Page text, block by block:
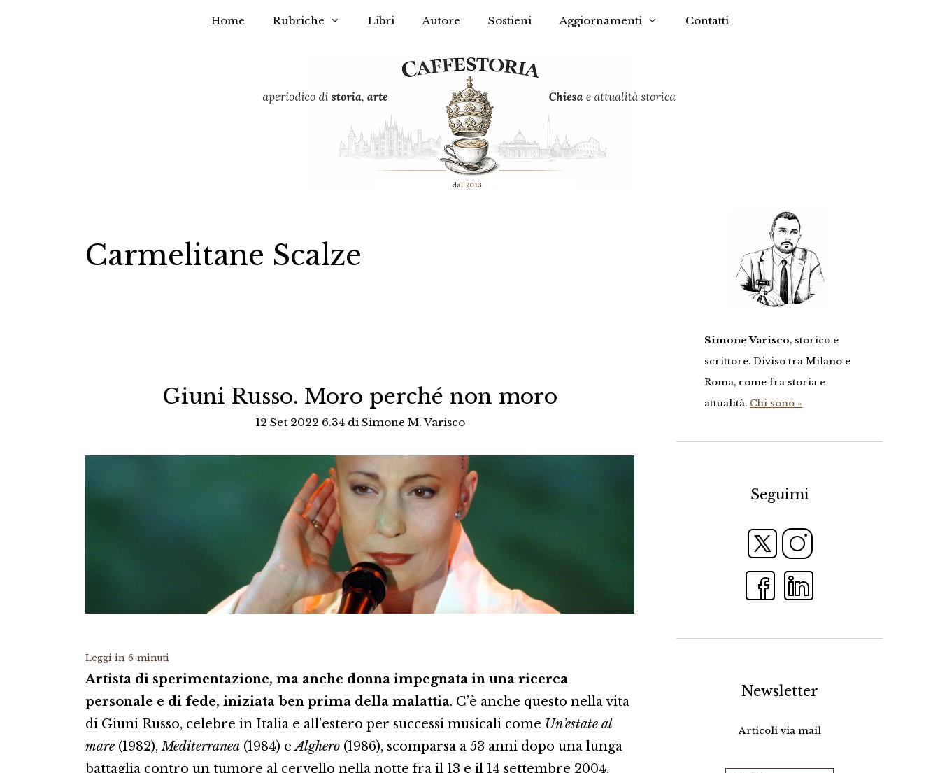
Home Rubriche Libri Autore Sostieni Aggiornamenti Contatti
Carmelitane Scalze
Giuni Russo. Moro perché non moro
12 Set 2022 6.34 diSimone M. Varisco
Leggi in 6 minuti
Artista di sperimentazione, ma anche donna impegnata in una ricerca
personale e di fede, iniziata ben prima della malattia. C’è anche questo nella vita
di Giuni Russo, celebre in Italia e all’estero per successi musicali come Un’estate al
mare (1982),Mediterranea (1984) eAlghero (1986), scomparsa a 53 anni dopo una lunga
battaglia contro un tumore al cervello nella notte fra il 13 e il 14 settembre 2004.
Simone Varisco, storico e
scrittore. Diviso tra Milano e
Roma, come fra storia e
attualità. Chi sono »
Seguimi
Newsletter
Articoli via mail